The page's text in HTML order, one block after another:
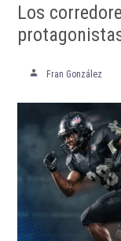
Los
Fran González